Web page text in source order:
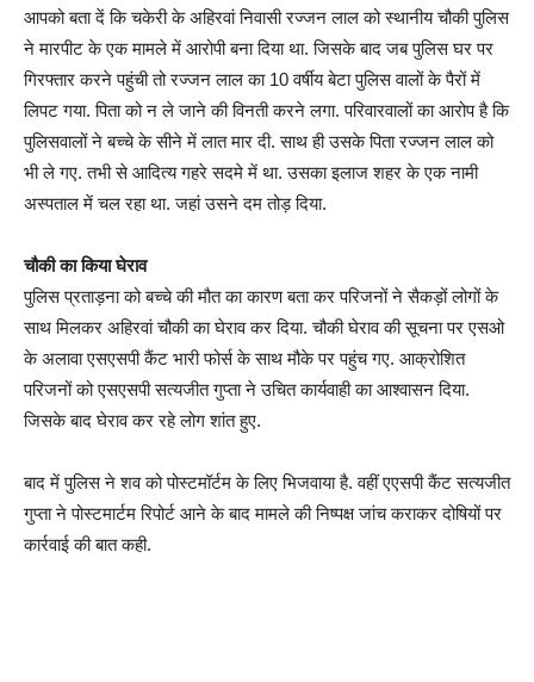
आपको बता दें कि चकेरी के अहिरवां निवासी रज्जन लाल को स्थानीय चौकी पुलिस
ने मारपीट के एक मामले में आरोपी बना दिया था. जिसके बाद जब पुलिस घर पर
गिरफ्तार करने पहुंची तो रज्जन लाल का 10 वर्षीय बेटा पुलिस वालों के पैरों में
लिपट गया. पिता को न ले जाने की विनती करने लगा. परिवारवालों का आरोप है कि
पुलिसवालों ने बच्चे के सीने में लात मार दी. साथ ही उसके पिता रज्जन लाल को
भी ले गए. तभी से आदित्य गहरे सदमे में था. उसका इलाज शहर के एक नामी
अस्पताल में चल रहा था. जहां उसने दम तोड़ दिया.
चौकी का किया घेराव
पुलिस प्रताड़ना को बच्चे की मौत का कारण बता कर परिजनों ने सैकड़ों लोगों के
साथ मिलकर अहिरवां चौकी का घेराव कर दिया. चौकी घेराव की सूचना पर एसओ
के अलावा एसएसपी कैंट भारी फोर्स के साथ मौके पर पहुंच गए. आक्रोशित
परिजनों को एसएसपी सत्यजीत गुप्ता ने उचित कार्यवाही का आश्वासन दिया.
जिसके बाद घेराव कर रहे लोग शांत हुए.
बाद में पुलिस ने शव को पोस्टमॉर्टम के लिए भिजवाया है. वहीं एएसपी कैंट सत्यजीत
गुप्ता ने पोस्टमार्टम रिपोर्ट आने के बाद मामले की निष्पक्ष जांच कराकर दोषियों पर
कार्रवाई की बात कही.